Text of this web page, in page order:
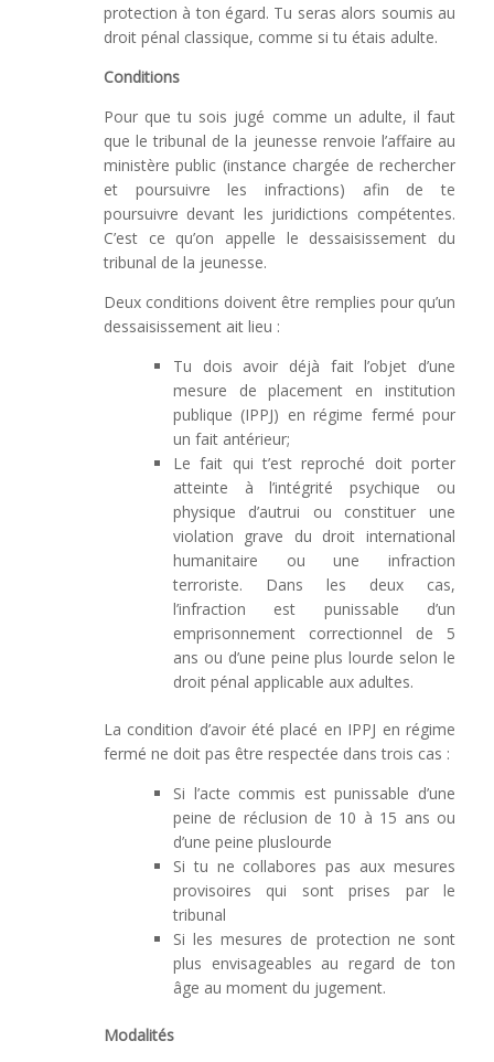
protection à ton égard. Tu seras alors soumis au
droit pénal classique, comme si tu étais adulte.
Conditions
Pour que tu sois jugé comme un adulte, il faut
que le tribunal de la jeunesse renvoie l’affaire au
ministère public (instance chargée de rechercher
et poursuivre les infractions) afin de te
poursuivre devant les juridictions compétentes.
C’est ce qu’on appelle le dessaisissement du
tribunal de la jeunesse.
Deux conditions doivent être remplies pour qu’un
dessaisissement ait lieu :
Tu dois avoir déjà fait l’objet d’une
mesure de placement en institution
publique (IPPJ) en régime fermé pour
un fait antérieur;
Le fait qui t’est reproché doit porter
atteinte à l’intégrité psychique ou
physique d’autrui ou constituer une
violation grave du droit international
humanitaire ou une infraction
terroriste. Dans les deux cas,
l’infraction est punissable d’un
emprisonnement correctionnel de 5
ans ou d’une peine plus lourde selon le
droit pénal applicable aux adultes.
La condition d’avoir été placé en IPPJ en régime
fermé ne doit pas être respectée dans trois cas :
Si l’acte commis est punissable d’une
peine de réclusion de 10 à 15 ans ou
d’une peine pluslourde
Si tu ne collabores pas aux mesures
provisoires qui sont prises par le
tribunal
Si les mesures de protection ne sont
plus envisageables au regard de ton
âge au moment du jugement.
Modalités